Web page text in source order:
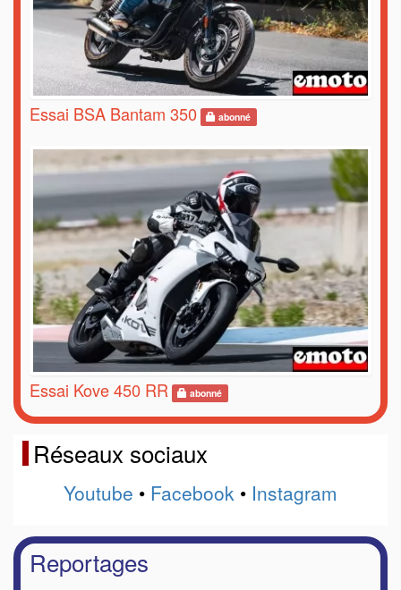
Essai BSA Bantam 350 abonné
Essai Kove 450 RR abonné
Réseaux sociaux
Youtube • Facebook • Instagram
Reportages